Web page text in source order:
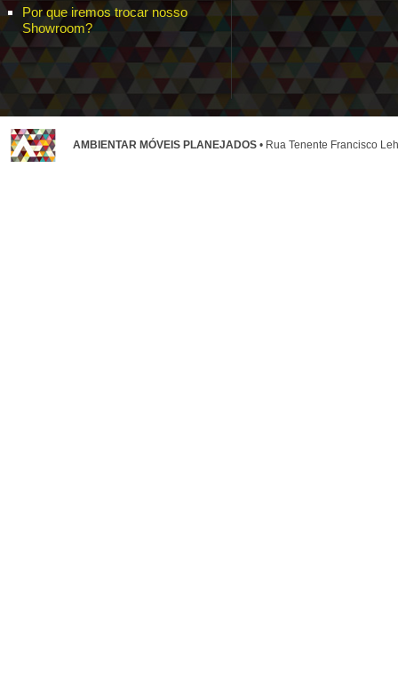
Por que iremos trocar nosso
Showroom?
AMBIENTAR MÓVEIS PLANEJADOS • Rua Tenente Francisco